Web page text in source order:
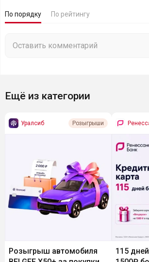
По порядку По рейтингу
Ещё из категории
Уралсиб Розыгрыши
Розыгрыш автомобиля
115